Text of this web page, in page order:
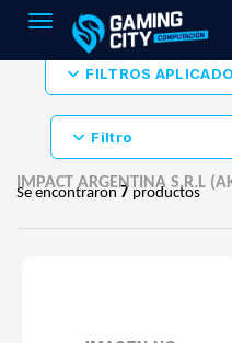
Toggle navigation
FILTROS
Filtro
IMPACT ARGENTINA S.R.L
Se encontraron 7 productos